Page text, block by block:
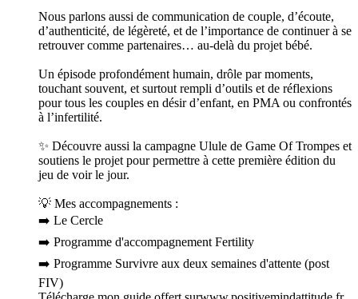
Nous parlons aussi de communication de couple, d’écoute,
d’authenticité, de légèreté, et de l’importance de continuer à se
retrouver comme partenaires… au-delà du projet bébé.
Un épisode profondément humain, drôle par moments,
touchant souvent, et surtout rempli d’outils et de réflexions
pour tous les couples en désir d’enfant, en PMA ou confrontés
à l’infertilité.
✨ Découvre aussi la campagne Ulule de Game Of Trompes et
soutiens le projet pour permettre à cette première édition du
jeu de voir le jour.
💡 Mes accompagnements :
➡️ Le Cercle
➡️ Programme d'accompagnement Fertility
➡️ Programme Survivre aux deux semaines d'attente (post
FIV)